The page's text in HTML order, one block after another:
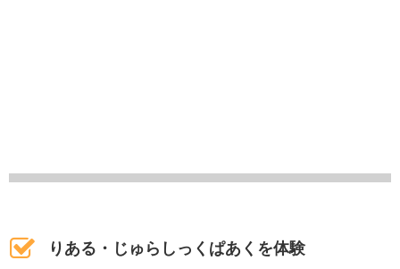
りある・じゅらしっくぱあくを体験